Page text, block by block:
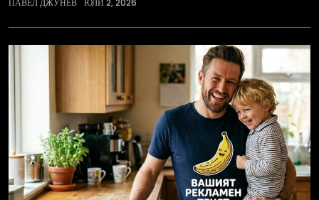
ПАВЕЛ ДЖУНЕВ ЮЛИ 2, 2026